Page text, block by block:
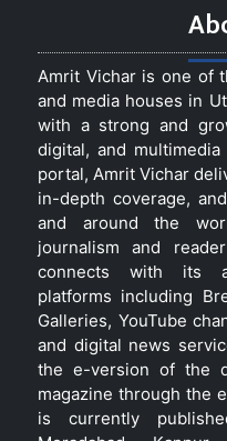
Amrit Vichar is one of
and media houses in
with a strong and
digital, and
portal, Amrit Vichar
in-depth coverage,
and around the
journalism and
connects with its
platforms including
Galleries, YouTube
and digital news
the e-version of the
magazine through the
is currently